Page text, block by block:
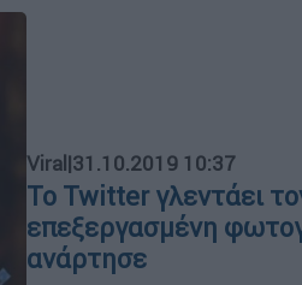
Viral |31.10.2019 10:37
Το Twitter γλεντάει
επεξεργασμένη
ανάρτησε